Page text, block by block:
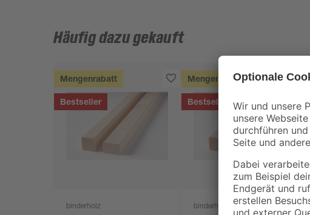
Häufig dazu gekauft
Mengenrabatt
Bestseller
binderholz
Mengenrabatt
Bestseller
binderholz